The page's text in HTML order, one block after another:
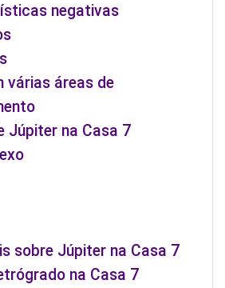
negativas
várias áreas de
Júpiter na Casa 7
sobre Júpiter na Casa 7
na Casa 7